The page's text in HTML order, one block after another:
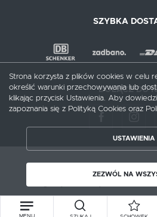
SZYBKA
DOŁĄCZ DO
Copyright by
Strona korzysta z plików cookies w celu
określić warunki przechowywania lub
klikając przycisk Ustawienia. Aby
zapoznania się z Polityką Cookies oraz
USTAWIENIA
ZEZWÓL NA
ZAPISZ